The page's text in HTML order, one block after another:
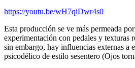
https://youtu.be/wH7qiDwr4s0
Esta producción se ve más permeada
experimentación con pedales y texturas
sin embargo, hay influencias externas a
psicodélico de estilo sesentero (Ojos